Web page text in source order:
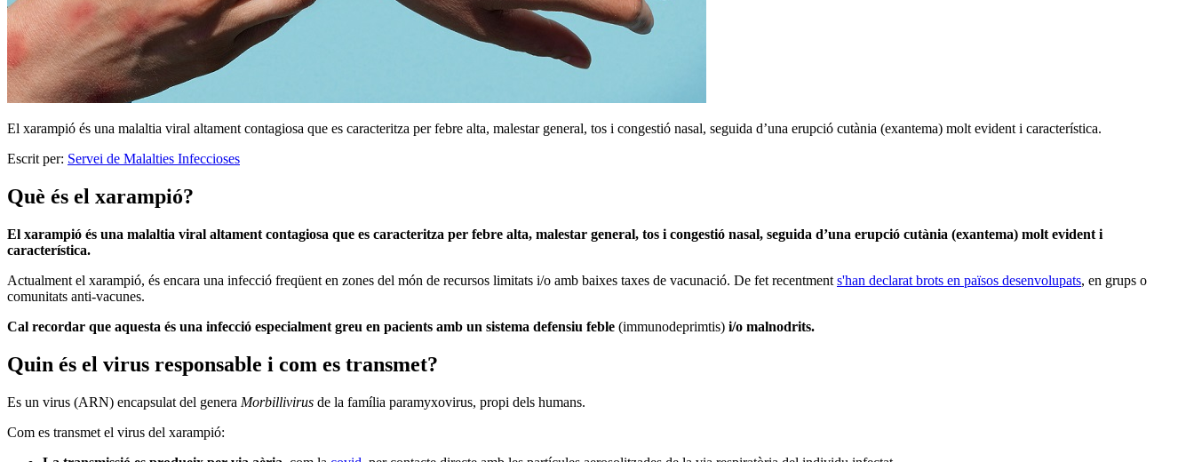
El xarampió és una malaltia viral altament contagiosa que es caracteritza per febre alta, malestar general, tos i congestió nasal, seguida d’una erupció cutània (exantema) molt evident i característica.
Escrit per: Servei de Malalties Infeccioses
Què és el xarampió?
El xarampió és una malaltia viral altament contagiosa que es caracteritza per febre alta, malestar general, tos i congestió nasal, seguida d’una erupció cutània (exantema) molt evident i
característica.
Actualment el xarampió, és encara una infecció freqüent en zones del món de recursos limitats i/o amb baixes taxes de vacunació. De fet recentment s'han declarat brots en països desenvolupats, en grups o
comunitats anti-vacunes.
Cal recordar que aquesta és una infecció especialment greu en pacients amb un sistema defensiu feble (immunodeprimtis) i/o malnodrits.
Quin és el virus responsable i com es transmet?
Es un virus (ARN) encapsulat del genera Morbillivirus de la família paramyxovirus, propi dels humans.
Com es transmet el virus del xarampió: